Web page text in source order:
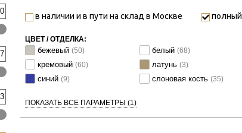
в наличии и в пути на склад в Москве
ЦВЕТ / ОТДЕЛКА:
бежевый (50) белый (68)
кремовый (60) латунь (3)
синий (9) слоновая кость (35)
ПОКАЗАТЬ ВСЕ ПАРАМЕТРЫ (1)